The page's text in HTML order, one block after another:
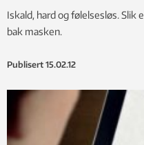
Iskald, hard og følelsesløs.
bak masken.
Publisert 15.02.12